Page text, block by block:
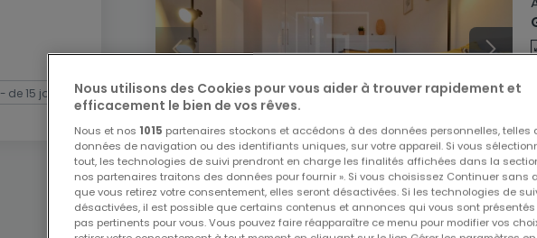
- de 15 jours
Nous utilisons des Cookies pour vous aider à trouver rapidement et
efficacement le bien de vos rêves.
Nous et nos 1015 partenaires stockons et accédons à des données personnelles, telles
données de navigation ou des identifiants uniques, sur votre appareil. Si vous
tout, les technologies de suivi prendront en charge les finalités affichées dans la
nos partenaires traitons des données pour fournir ». Si vous choisissez Continuer sans
que vous retirez votre consentement, elles seront désactivées. Si les technologies de
désactivées, il est possible que certains contenus et annonces qui vous sont
pas pertinents pour vous. Vous pouvez faire réapparaître ce menu pour modifier vos